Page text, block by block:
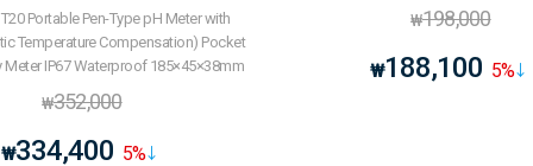
Portable Pen-Type pH Meter with
Temperature Compensation) Pocket
Meter IP67 Waterproof 185×45×38mm
₩352,000
₩334,400 5%
₩198,000
₩188,100 5%